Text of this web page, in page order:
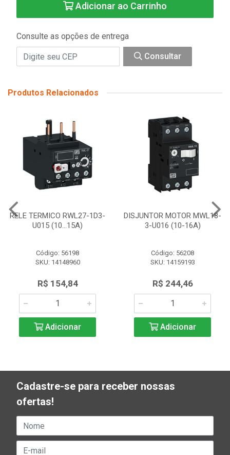
Adicionar ao Carrinho
Consulte as opções de entrega
Consultar
Produtos Relacionados
RELE TERMICO RWL27-1D3-
U015 (10...15A)
Código: 56198
SKU: 14148960
R$ 154,84
Adicionar
DISJUNTOR MOTOR MWL18-
3-U016 (10-16A)
Código: 56208
SKU: 14159193
R$ 244,46
Adicionar
Cadastre-se para receber nossas
ofertas!